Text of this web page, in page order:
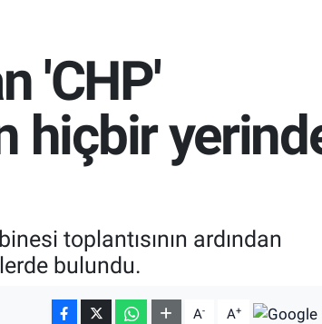
'CHP'
hiçbir
toplantısının ardından
bulundu.
A- A+